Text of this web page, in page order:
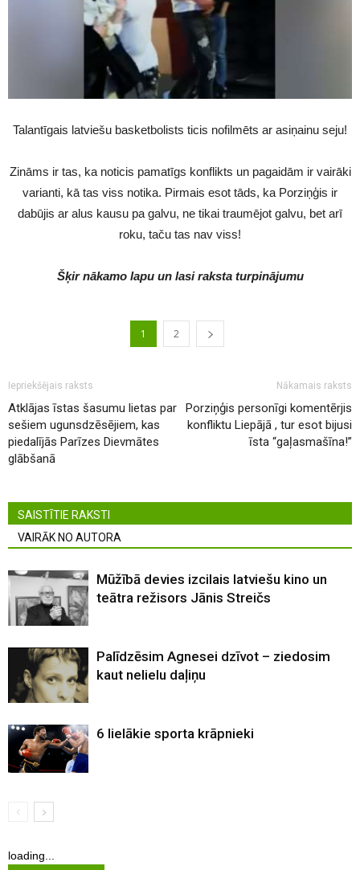
Talantīgais latviešu basketbolists ticis nofilmēts ar asiņainu seju!
Zināms ir tas, ka noticis pamatīgs konflikts un pagaidām ir vairāki
varianti, kā tas viss notika. Pirmais esot tāds, ka Porziņģis ir
dabūjis ar alus kausu pa galvu, ne tikai traumējot galvu, bet arī
roku, taču tas nav viss!
Šķir nākamo lapu un lasi raksta turpinājumu
1 2
Iepriekšējais raksts
Atklājas īstas šasumu lietas par
sešiem ugunsdzēsējiem, kas
piedalījās Parīzes Dievmātes
glābšanā
Nākamais raksts
Porziņģis personīgi komentērjis
konfliktu Liepājā , tur esot bijusi
īsta “gaļasmašīna!”
SAISTĪTIE RAKSTI
VAIRĀK NO AUTORA
Mūžībā devies izcilais latviešu kino un
teātra režisors Jānis Streičs
Palīdzēsim Agnesei dzīvot – ziedosim
kaut nelielu daļiņu
6 lielākie sporta krāpnieki
loading...